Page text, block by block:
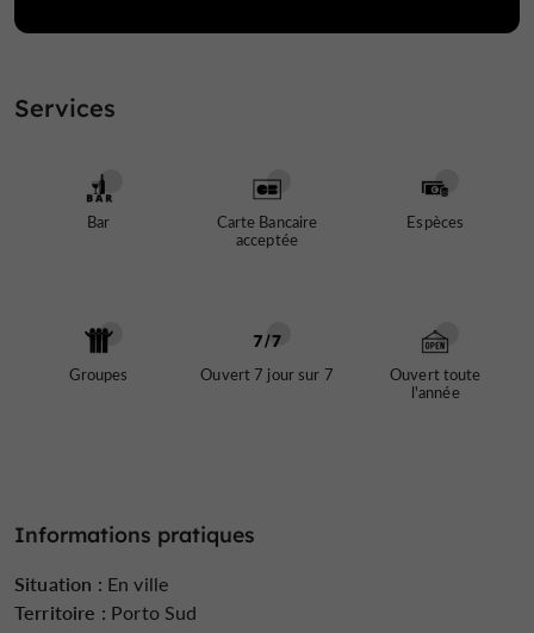
Services
Bar
Carte Bancaire
acceptée
Espèces
Groupes Ouvert 7 jour sur 7
Ouvert toute
l'année
Informations pratiques
Situation : En ville
Territoire : Porto Sud